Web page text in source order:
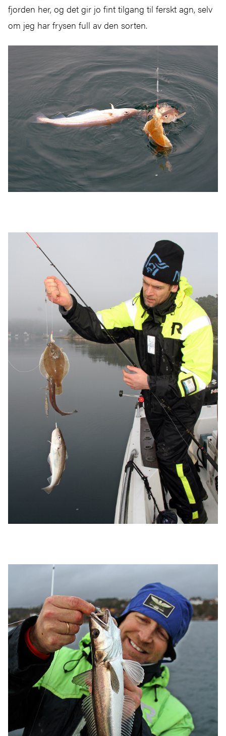
fjorden her, og det gir jo fint tilgang til ferskt agn, selv
om jeg har frysen full av den sorten.